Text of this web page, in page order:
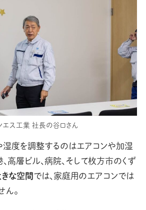
エス工業 社長の谷口さん
湿度を調整するのはエアコンや加湿
、高層ビル、病院、そして枚方市のくず
な空間 では、家庭用のエアコンでは
ん。